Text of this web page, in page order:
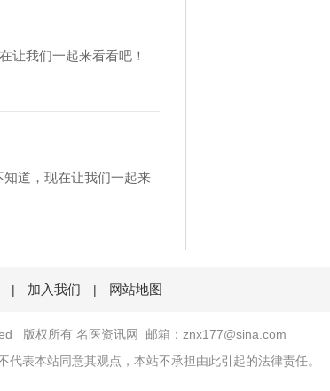
让我们一起来看看吧！
道，现在让我们一起来
| 加入我们 | 网站地图
版权所有 名医资讯网
邮箱：znx177@sina.com
表本站同意其观点，本站不承担由此引起的法律责任。